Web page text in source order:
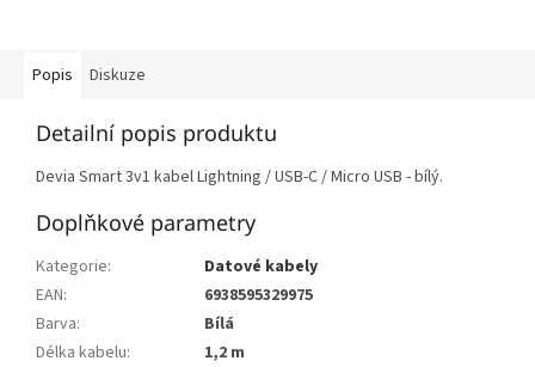
Popis Diskuze
Detailní popis produktu
Devia Smart 3v1 kabel Lightning / USB-C / Micro USB - bílý.
Doplňkové parametry
Kategorie:
Datové kabely
EAN:
6938595329975
Barva:
Bílá
Délka kabelu: 1,2 m